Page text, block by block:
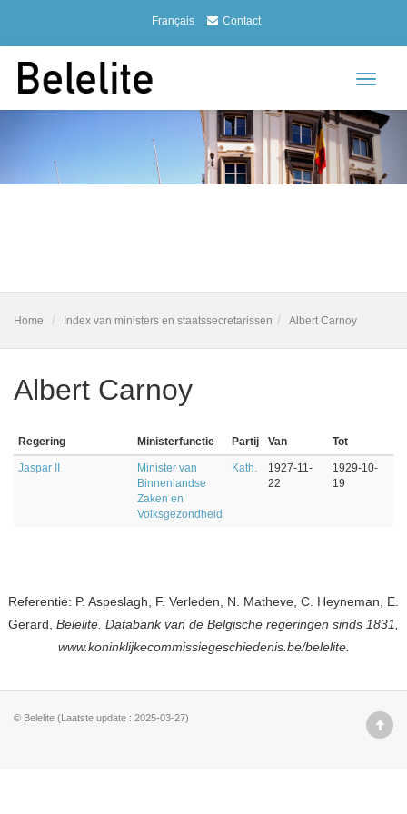
Français Contact
Toggle
Home Index van ministers en staatssecretarissen Albert Carnoy
Albert Carnoy
Regering Ministerfunctie Partij Van Tot
Jaspar II
Minister van
Binnenlandse
Zaken en
Volksgezondheid
Kath.
1927-11-
22
1929-10-
19
Referentie: P. Aspeslagh, F. Verleden, N. Matheve, C. Heyneman, E.
Gerard, Belelite. Databank van de Belgische regeringen sinds 1831,
www.koninklijkecommissiegeschiedenis.be/belelite.
© Belelite (Laatste update : 2025-03-27)